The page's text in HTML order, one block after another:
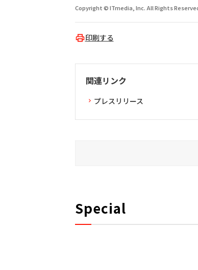
Copyright © ITmedia, Inc. All Rights
印刷する
関連リンク
プレスリリース
Special